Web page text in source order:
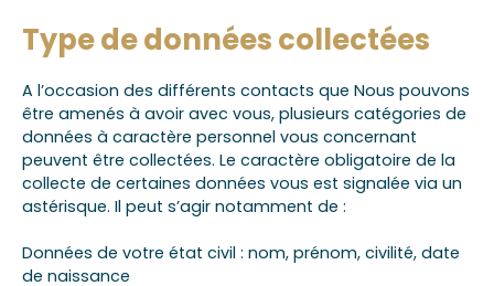
Type de données collectées
A l’occasion des différents contacts que Nous pouvons
être amenés à avoir avec vous, plusieurs catégories de
données à caractère personnel vous concernant
peuvent être collectées. Le caractère obligatoire de la
collecte de certaines données vous est signalée via un
astérisque. Il peut s’agir notamment de :
Données de votre état civil : nom, prénom, civilité, date
de naissance